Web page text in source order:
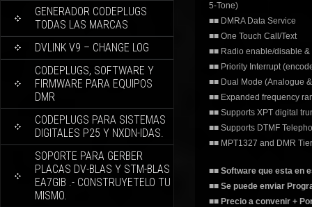
GENERADOR CODEPLUGS
TODAS LAS MARCAS
DVLINK V9 – CHANGE LOG
CODEPLUGS, SOFTWARE Y
FIRMWARE PARA EQUIPOS
DMR
CODEPLUGS PARA SISTEMAS
DIGITALES P25 Y NXDN-IDAS.
SOPORTE PARA GERBER
PLACAS DV-BLAS Y STM-BLAS
EA7GIB .- CONSTRUYETELO TU
MISMO.
5-Tone)
■■ DMRA Data Service
■■ One Touch Call/Text
■■ Radio enable/disable
■■ Priority Interrupt
■■ Dual Mode (Analogue
■■ Expanded frequency
■■ Supports XPT digital
■■ Supports DTMF
■■ MPT1327 and DMR
■■ Software que esta en
■■ Se puede enviar
■■ Precio a convenir +